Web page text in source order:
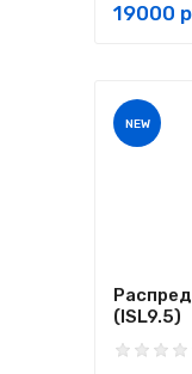
19000
NEW
(ISL9.5)